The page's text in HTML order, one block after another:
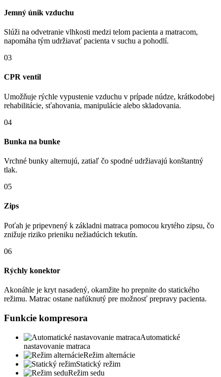
Jemný únik vzduchu
Slúži na odvetranie vlhkosti medzi telom pacienta a matracom,
napomáha tým udržiavať pacienta v suchu a pohodlí.
03
CPR ventil
Umožňuje rýchle vypustenie vzduchu v prípade núdze, krátkodobej
rehabilitácie, sťahovania, manipulácie alebo skladovania.
04
Bunka na bunke
Vrchné bunky alternujú, zatiaľ čo spodné udržiavajú konštantný
tlak.
05
Zips
Poťah je pripevnený k základni matraca pomocou krytého zipsu, čo
znižuje riziko prieniku nežiadúcich tekutín.
06
Rýchly konektor
Akonáhle je kryt nasadený, okamžite ho prepnite do statického
režimu. Matrac ostane nafúknutý pre možnosť prepravy pacienta.
Funkcie kompresora
Automatické
nastavovanie matraca
Režim alternácie
Statický režim
Režim sedu